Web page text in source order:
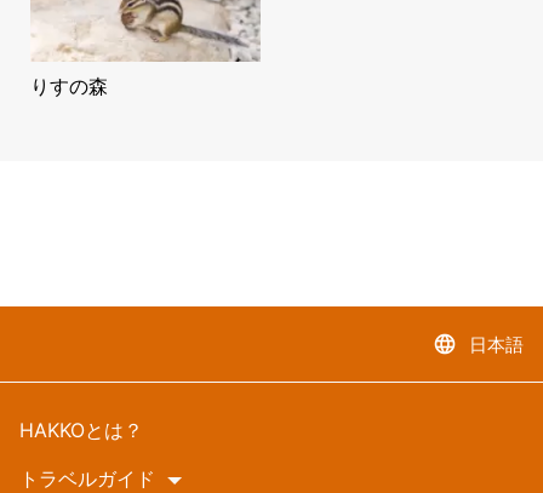
りすの森
language 日本語
HAKKOとは？
トラベルガイド